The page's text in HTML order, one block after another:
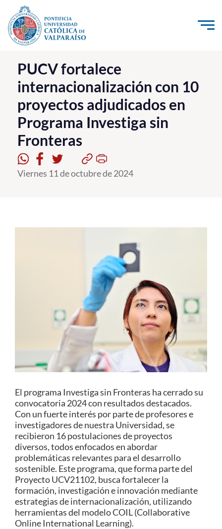
Click acá para ir directamente al contenido
La Universidad
Investigación, Creación e Innovación
PUCV Internacional
Vinculación con el Medio
Admisión
Pregrado
PUCV fortalece
internacionalización con 10
proyectos adjudicados en
Programa Investiga sin
Fronteras
Viernes 11 de octubre de 2024
El programa Investiga sin Fronteras ha cerrado su
convocatoria 2024 con resultados destacados.
Con un fuerte interés por parte de profesores e
investigadores de nuestra Universidad, se
recibieron 16 postulaciones de proyectos
diversos, todos enfocados en abordar
problemáticas relevantes para el desarrollo
sostenible. Este programa, que forma parte del
Proyecto UCV21102, busca fortalecer la
formación, investigación e innovación mediante
estrategias de internacionalización, utilizando
herramientas del modelo COIL (Collaborative
Online International Learning).